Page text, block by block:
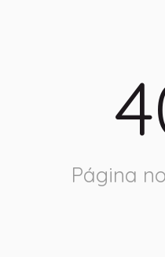
Página